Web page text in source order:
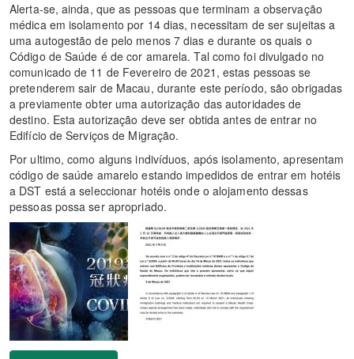
Alerta-se, ainda, que as pessoas que terminam a observação
médica em isolamento por 14 dias, necessitam de ser sujeitas a
uma autogestão de pelo menos 7 dias e durante os quais o
Código de Saúde é de cor amarela. Tal como foi divulgado no
comunicado de 11 de Fevereiro de 2021, estas pessoas se
pretenderem sair de Macau, durante este período, são obrigadas
a previamente obter uma autorização das autoridades de
destino. Esta autorização deve ser obtida antes de entrar no
Edifício de Serviços de Migração.
Por ultimo, como alguns indivíduos, após isolamento, apresentam
código de saúde amarelo estando impedidos de entrar em hotéis
a DST está a seleccionar hotéis onde o alojamento dessas
pessoas possa ser apropriado.